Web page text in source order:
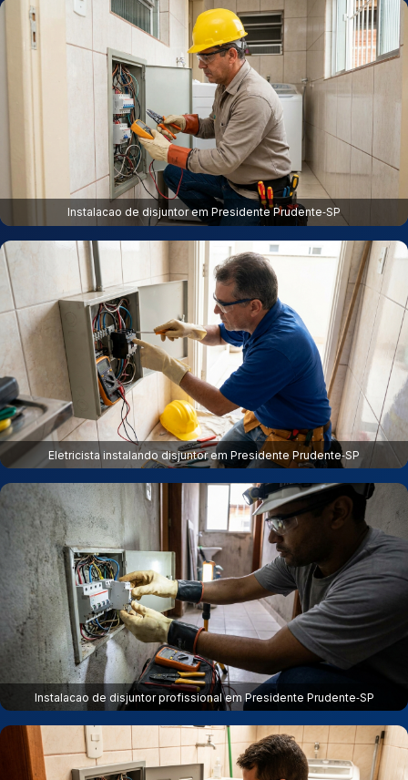
Instalacao de disjuntor em Presidente Prudente‑SP
Eletricista instalando disjuntor em Presidente Prudente‑SP
Instalacao de disjuntor profissional em Presidente Prudente‑SP